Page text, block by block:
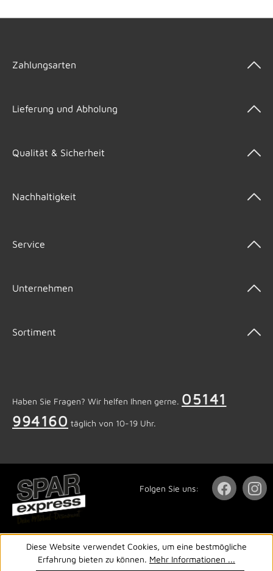
Zahlungsarten
Lieferung und Abholung
Qualität & Sicherheit
Nachhaltigkeit
Service
Unternehmen
Sortiment
Haben Sie Fragen? Wir helfen Ihnen gerne. 05141
994160 täglich von 10-19 Uhr.
Folgen Sie uns:
Diese Website verwendet Cookies, um eine bestmögliche
Erfahrung bieten zu können. Mehr Informationen ...